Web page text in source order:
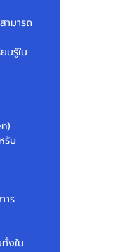
ามารถ
นรู้ใน
รับ
าร
งใน